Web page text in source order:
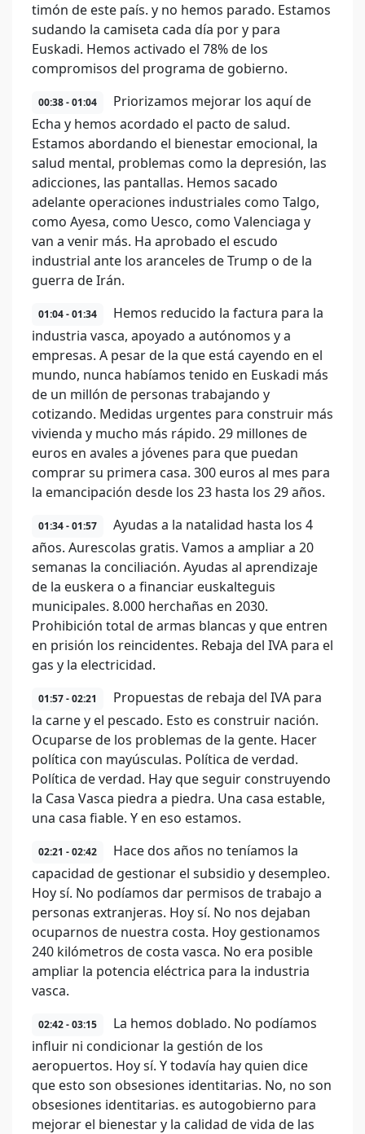
timón de este país. y no hemos parado. Estamos
sudando la camiseta cada día por y para
Euskadi. Hemos activado el 78% de los
compromisos del programa de gobierno.
00:38 - 01:04
Priorizamos mejorar los aquí de
Echa y hemos acordado el pacto de salud.
Estamos abordando el bienestar emocional, la
salud mental, problemas como la depresión, las
adicciones, las pantallas. Hemos sacado
adelante operaciones industriales como Talgo,
como Ayesa, como Uesco, como Valenciaga y
van a venir más. Ha aprobado el escudo
industrial ante los aranceles de Trump o de la
guerra de Irán.
01:04 - 01:34
Hemos reducido la factura para la
industria vasca, apoyado a autónomos y a
empresas. A pesar de la que está cayendo en el
mundo, nunca habíamos tenido en Euskadi más
de un millón de personas trabajando y
cotizando. Medidas urgentes para construir más
vivienda y mucho más rápido. 29 millones de
euros en avales a jóvenes para que puedan
comprar su primera casa. 300 euros al mes para
la emancipación desde los 23 hasta los 29 años.
01:34 - 01:57
Ayudas a la natalidad hasta los 4
años. Aurescolas gratis. Vamos a ampliar a 20
semanas la conciliación. Ayudas al aprendizaje
de la euskera o a financiar euskalteguis
municipales. 8.000 herchañas en 2030.
Prohibición total de armas blancas y que entren
en prisión los reincidentes. Rebaja del IVA para el
gas y la electricidad.
01:57 - 02:21
Propuestas de rebaja del IVA para
la carne y el pescado. Esto es construir nación.
Ocuparse de los problemas de la gente. Hacer
política con mayúsculas. Política de verdad.
Política de verdad. Hay que seguir construyendo
la Casa Vasca piedra a piedra. Una casa estable,
una casa fiable. Y en eso estamos.
02:21 - 02:42
Hace dos años no teníamos la
capacidad de gestionar el subsidio y desempleo.
Hoy sí. No podíamos dar permisos de trabajo a
personas extranjeras. Hoy sí. No nos dejaban
ocuparnos de nuestra costa. Hoy gestionamos
240 kilómetros de costa vasca. No era posible
ampliar la potencia eléctrica para la industria
vasca.
02:42 - 03:15
La hemos doblado. No podíamos
influir ni condicionar la gestión de los
aeropuertos. Hoy sí. Y todavía hay quien dice
que esto son obsesiones identitarias. No, no son
obsesiones identitarias. es autogobierno para
mejorar el bienestar y la calidad de vida de las